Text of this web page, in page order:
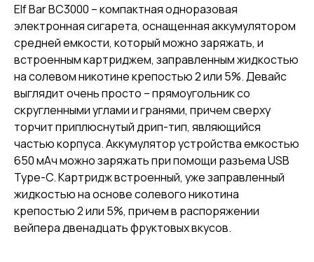
Elf Bar BC3000 – компактная одноразовая
электронная сигарета, оснащенная аккумулятором
средней емкости, который можно заряжать, и
встроенным картриджем, заправленным жидкостью
на солевом никотине крепостью 2 или 5%. Девайс
выглядит очень просто – прямоугольник со
скругленными углами и гранями, причем сверху
торчит приплюснутый дрип-тип, являющийся
частью корпуса. Аккумулятор устройства емкостью
650 мАч можно заряжать при помощи разъема USB
Type-C. Картридж встроенный, уже заправленный
жидкостью на основе солевого никотина
крепостью 2 или 5%, причем в распоряжении
вейпера двенадцать фруктовых вкусов.